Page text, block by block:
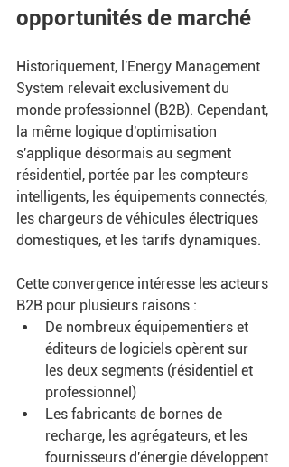
opportunités de marché
Historiquement, l'Energy Management
System relevait exclusivement du
monde professionnel (B2B). Cependant,
la même logique d'optimisation
s'applique désormais au segment
résidentiel, portée par les compteurs
intelligents, les équipements connectés,
les chargeurs de véhicules électriques
domestiques, et les tarifs dynamiques.
Cette convergence intéresse les acteurs
B2B pour plusieurs raisons :
De nombreux équipementiers et
éditeurs de logiciels opèrent sur
les deux segments (résidentiel et
professionnel)
Les fabricants de bornes de
recharge, les agrégateurs, et les
fournisseurs d'énergie développent